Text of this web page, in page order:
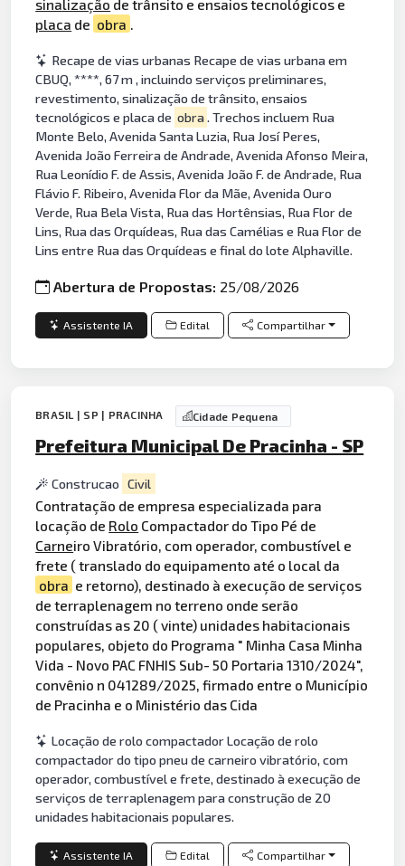
sinalização de trânsito e ensaios tecnológicos e
placa de obra
Recape de vias urbanas Recape de vias urbana em
CBUQ, ****, 67 m , incluindo serviços preliminares,
revestimento, sinalização de trânsito, ensaios
tecnológicos e placa de obra. Trechos incluem Rua
Monte Belo, Avenida Santa Luzia, Rua Josí Peres,
Avenida João Ferreira de Andrade, Avenida Afonso Meira,
Rua Leonídio F. de Assis, Avenida João F. de Andrade, Rua
Flávio F. Ribeiro, Avenida Flor da Mãe, Avenida Ouro
Verde, Rua Bela Vista, Rua das Hortênsias, Rua Flor de
Lins, Rua das Orquídeas, Rua das Camélias e Rua Flor de
Lins entre Rua das Orquídeas e final do lote Alphaville.
Abertura de Propostas: 25/08/2026
Assistente IA Edital Compartilhar
BRASIL | SP | PRACINHA Cidade Pequena
Prefeitura Municipal De Pracinha - SP
Construcao Civil
Contratação de empresa especializada para
locação de Rolo Compactador do Tipo Pé de
Carneiro Vibratório, com operador, combustível e
frete ( translado do equipamento até o local da
obra e retorno), destinado à execução de serviços
de terraplenagem no terreno onde serão
construídas as 20 ( vinte) unidades habitacionais
populares, objeto do Programa " Minha Casa Minha
Vida - Novo PAC FNHIS Sub- 50 Portaria 1310/2024",
convênio n 041289/2025, firmado entre o Município
de Pracinha e o Ministério das Cida
Locação de rolo compactador Locação de rolo
compactador do tipo pneu de carneiro vibratório, com
operador, combustível e frete, destinado à execução de
serviços de terraplenagem para construção de 20
unidades habitacionais populares.
Assistente IA Edital Compartilhar